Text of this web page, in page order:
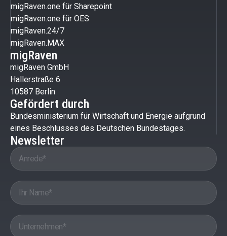
migRaven.one für Sharepoint
migRaven.one für OES
migRaven.24/7
migRaven.MAX
migRaven
migRaven GmbH
Hallerstraße 6
10587 Berlin
Gefördert durch
Bundesministerium für Wirtschaft und Energie aufgrund
eines Beschlusses des Deutschen Bundestages.
Newsletter